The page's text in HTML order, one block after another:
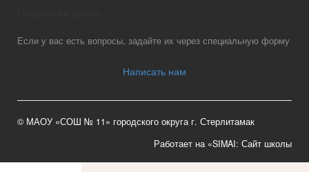
Если у вас есть вопросы, задайте их через специальную форму
Написать нам
© МАОУ «СОШ № 11» городского округа г. Стерлитамак
Работает на «SIMAI: Сайт школы